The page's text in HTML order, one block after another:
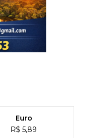
Euro
R$ 5,89